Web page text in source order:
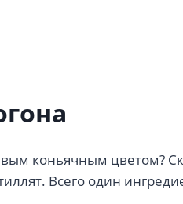
коньячным цветом?
Всего один